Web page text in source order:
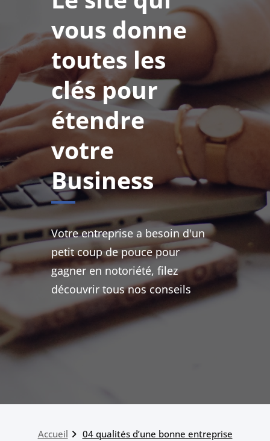
vous donne
toutes les
clés pour
étendre
votre
Business
Votre entreprise a besoin d'un
petit coup de pouce pour
gagner en notoriété, filez
découvrir tous nos conseils
Accueil 04 qualités d’une bonne entreprise